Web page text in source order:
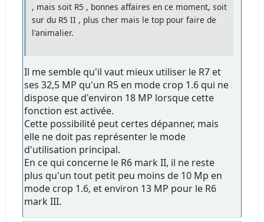
, mais soit R5 , bonnes affaires en ce moment, soit
sur du R5 II , plus cher mais le top pour faire de
l'animalier.
Il me semble qu'il vaut mieux utiliser le R7 et
ses 32,5 MP qu'un R5 en mode crop 1.6 qui ne
dispose que d'environ 18 MP lorsque cette
fonction est activée.
Cette possibilité peut certes dépanner, mais
elle ne doit pas représenter le mode
d'utilisation principal.
En ce qui concerne le R6 mark II, il ne reste
plus qu'un tout petit peu moins de 10 Mp en
mode crop 1.6, et environ 13 MP pour le R6
mark III.